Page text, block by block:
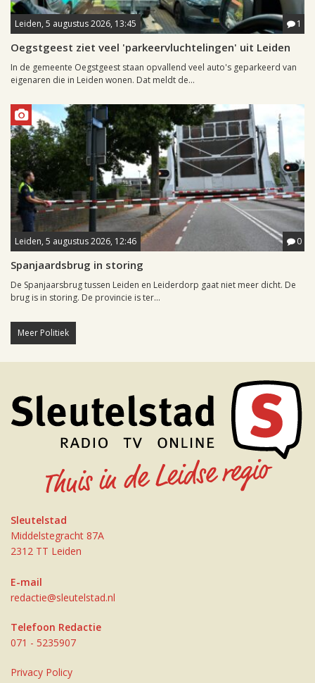
Leiden, 5 augustus 2026, 13:45 1
Oegstgeest ziet veel 'parkeervluchtelingen' uit Leiden
In de gemeente Oegstgeest staan opvallend veel auto's geparkeerd van
eigenaren die in Leiden wonen. Dat meldt de...
Leiden, 5 augustus 2026, 12:46 0
Spanjaardsbrug in storing
De Spanjaarsbrug tussen Leiden en Leiderdorp gaat niet meer dicht. De
brug is in storing. De provincie is ter...
Meer Politiek
Sleutelstad
Middelstegracht 87A
2312 TT Leiden
E-mail
redactie@sleutelstad.nl
Telefoon Redactie
071 - 5235907
Privacy Policy